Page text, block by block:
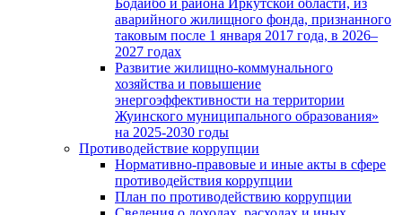
Бодайбо и района Иркутской области, из
аварийного жилищного фонда, признанного
таковым после 1 января 2017 года, в 2026–
2027 годах
Развитие жилищно-коммунального
хозяйства и повышение
энергоэффективности на территории
Жуинского муниципального образования»
на 2025-2030 годы
Противодействие коррупции
Нормативно-правовые и иные акты в сфере
противодействия коррупции
План по противодействию коррупции